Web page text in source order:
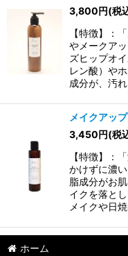
3,800円(税
【特徴】：
やメークア
ズヒップオ
レン酸）や
成分が、汚
メイクアッ
3,450円(税
【特徴】：
かけずに濃
脂成分がお
イクを落と
メイクや日
ホーム